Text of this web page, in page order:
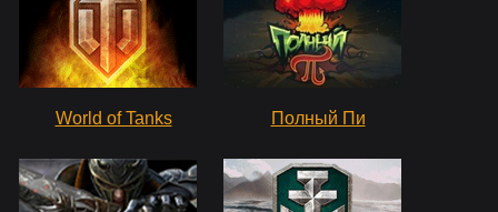
World of Tanks Полный Пи